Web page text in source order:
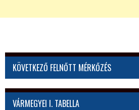
KÖVETKEZŐ FELNŐTT MÉRKŐZÉS
VÁRMEGYEI I. TABELLA